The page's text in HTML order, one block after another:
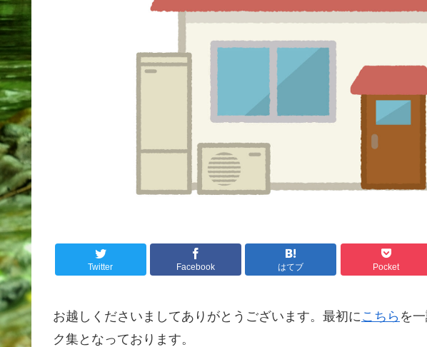
Twitter Facebook はてブ Pocket
お越しくださいましてありがとうございます。最初に こちら を
ク集となっております。